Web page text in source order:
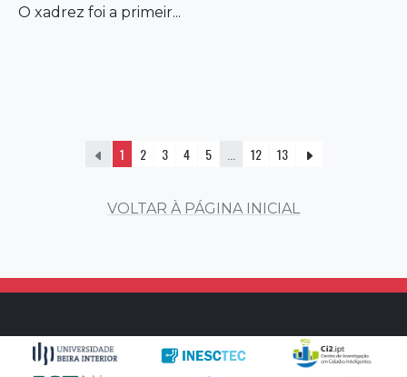
O xadrez foi a primeir...
1 2 3 4 5 12 13
VOLTAR À PÁGINA INICIAL